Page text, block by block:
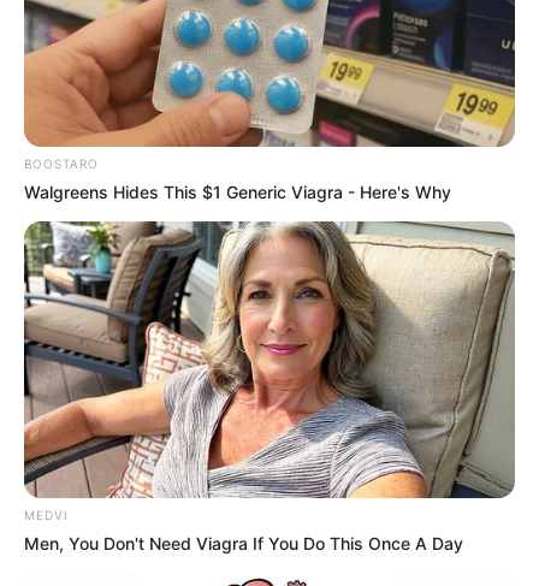
BOOSTARO
Walgreens Hides This $1 Generic Viagra - Here's Why
MEDVI
Men, You Don't Need Viagra If You Do This Once A Day